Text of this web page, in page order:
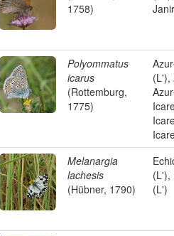
1758)
Polyommatus
icarus
(Rottemburg,
1775)
(L'),
Melanargia
lachesis
(Hübner, 1790)
(L'),
(L')